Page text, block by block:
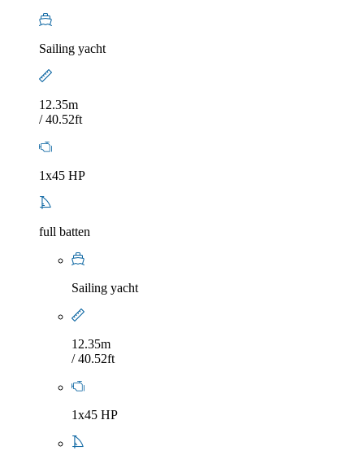
Sailing yacht
12.35m
/ 40.52ft
1x45 HP
full batten
Sailing yacht
12.35m
/ 40.52ft
1x45 HP